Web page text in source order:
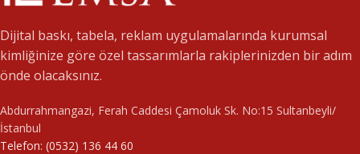
Dijital baskı, tabela, reklam uygulamalarında kurumsal
kimliğinize göre özel tassarımlarla rakiplerinizden bir adım
önde olacaksınız.
Abdurrahmangazi, Ferah Caddesi Çamoluk Sk. No:15 Sultanbeyli/
İstanbul
Telefon: (0532) 136 44 60